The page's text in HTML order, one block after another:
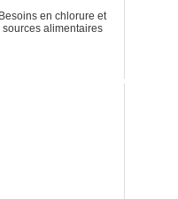
Besoins en chlorure et
sources alimentaires